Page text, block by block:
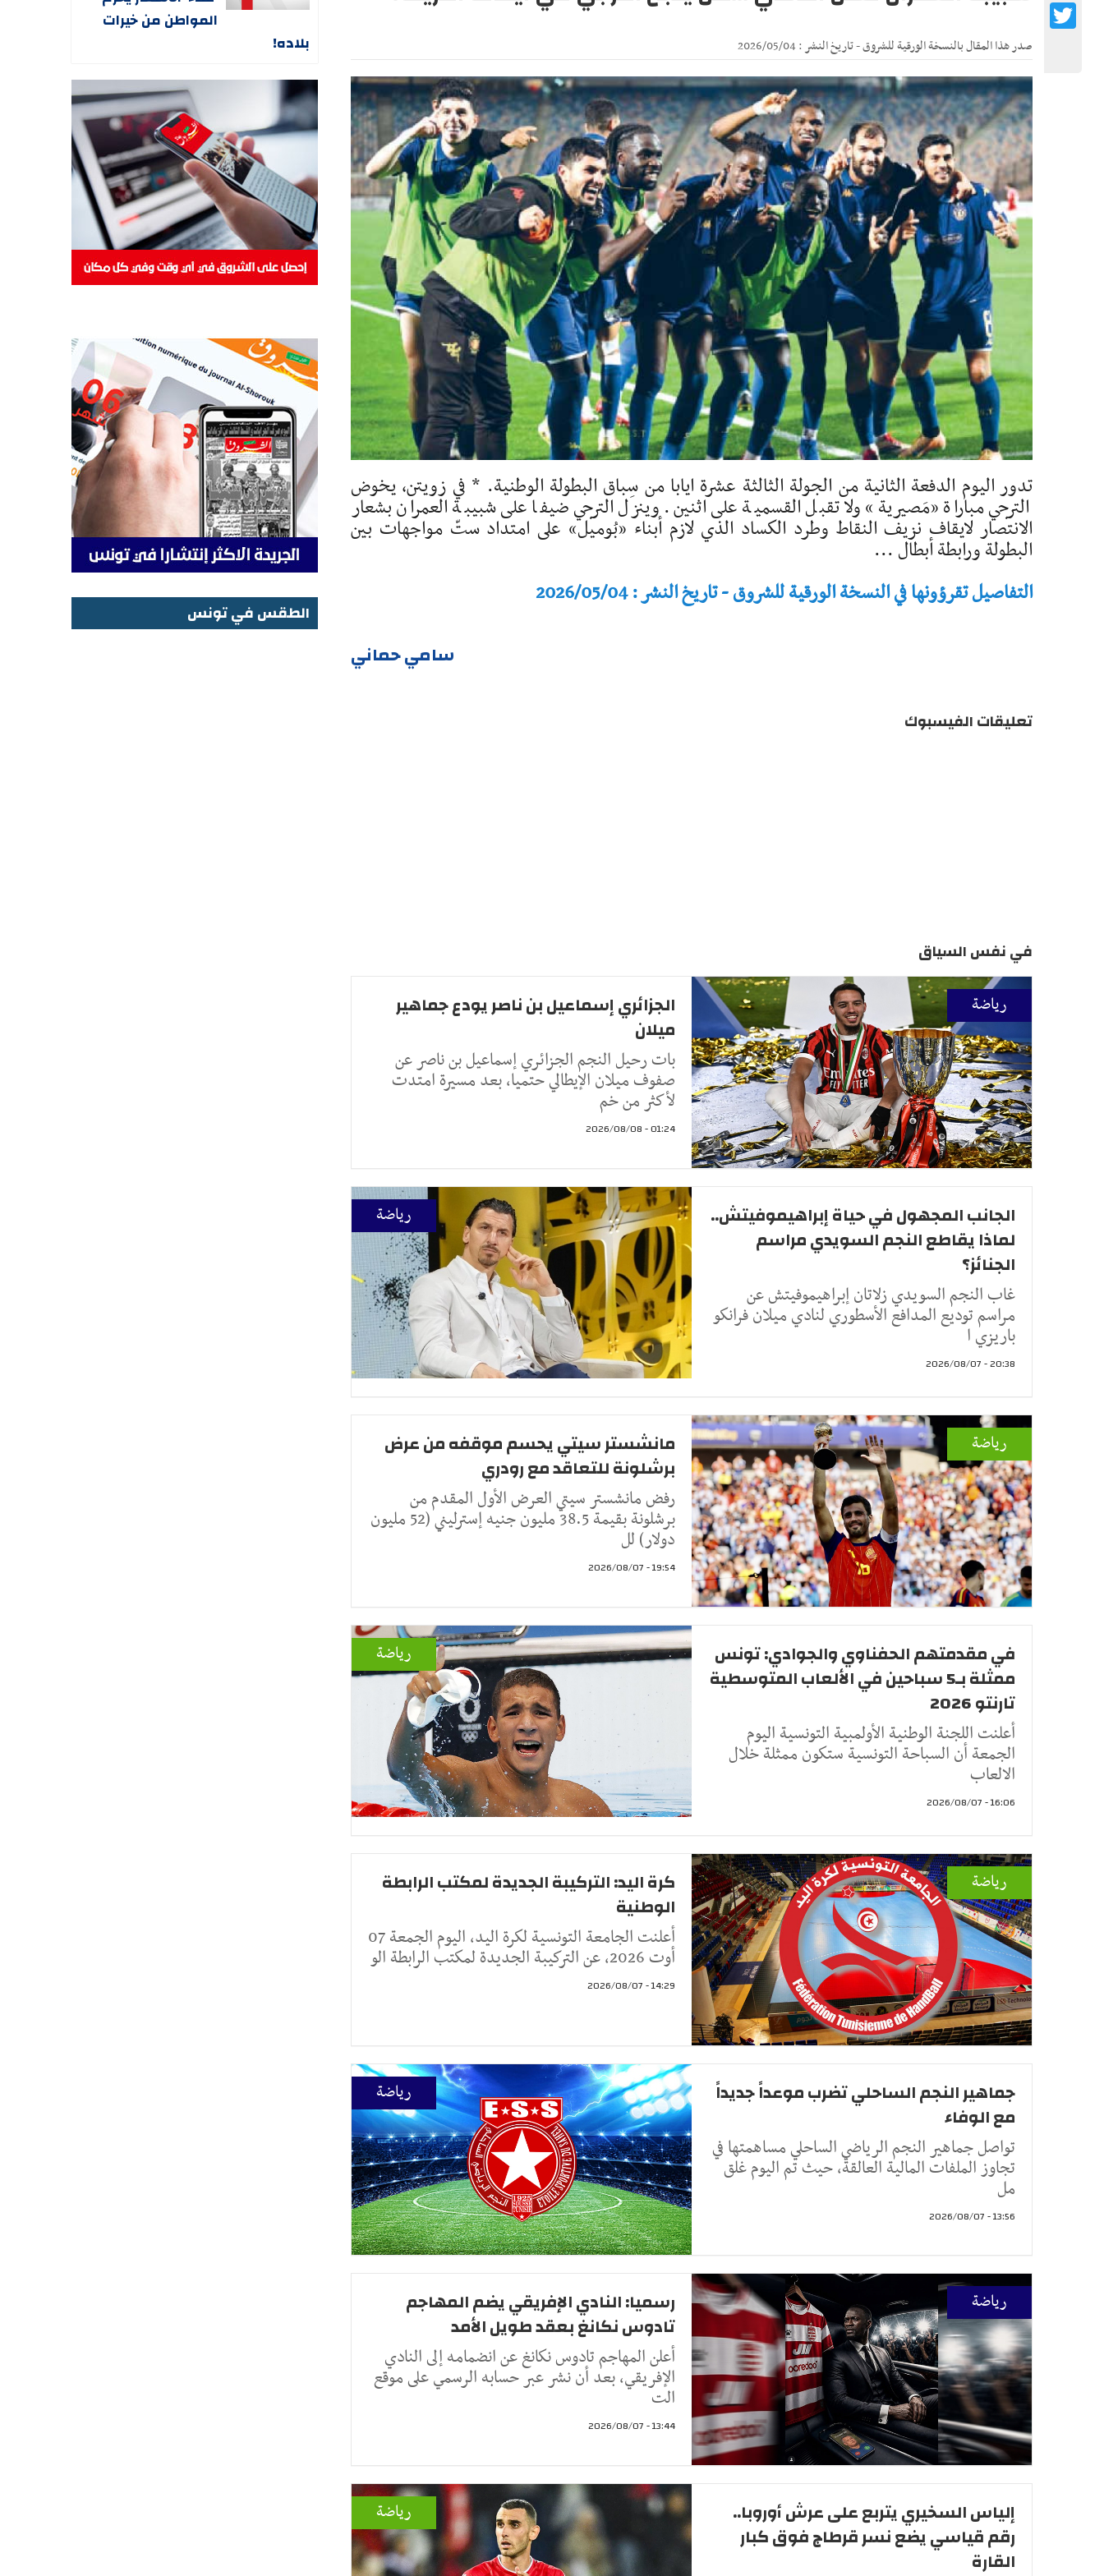
صدر هذا المقال بالنسخة الورقية للشروق - تاريخ النشر : 2026/05/04
تدور اليوم الدفعة الثانية من الجولة الثالثة عشرة ايابا من سِباق البطولة الوطنية. * في زويتن، يخوض
الترجي مباراة «مَصيرية» ولا تقبل القسمية على اثنين. وينزل الترجي ضيفا على شبيبة العمران بشعار
الانتصار لايقاف نزيف النقاط وطرد الكساد الذي لازم أبناء «بُوميل» على امتداد ستّ مواجهات بين
البطولة ورابطة أبطال ...
التفاصيل تقرؤونها في النسخة الورقية للشروق - تاريخ النشر : 2026/05/04
سامي حماني
Twitter
تعليقات الفيسبوك
في نفس السياق
رياضة
الجزائري إسماعيل بن ناصر يودع جماهير
ميلان
بات رحيل النجم الجزائري إسماعيل بن ناصر عن
صفوف ميلان الإيطالي حتميا، بعد مسيرة امتدت
لأكثر من خم
01:24 - 2026/08/08
رياضة
الجانب المجهول في حياة إبراهيموفيتش..
لماذا يقاطع النجم السويدي مراسم
الجنائز؟
غاب النجم السويدي زلاتان إبراهيموفيتش عن
مراسم توديع المدافع الأسطوري لنادي ميلان فرانكو
باريزي ا
20:38 - 2026/08/07
رياضة
مانشستر سيتي يحسم موقفه من عرض
برشلونة للتعاقد مع رودري
رفض مانشستر سيتي العرض الأول المقدم من
برشلونة بقيمة 38.5 مليون جنيه إسترليني (52 مليون
دولار) لل
19:54 - 2026/08/07
رياضة
في مقدمتهم الحفناوي والجوادي: تونس
ممثلة بـ5 سباحين في الألعاب المتوسطية
تارنتو 2026
أعلنت اللجنة الوطنية الأولمبية التونسية اليوم
الجمعة أن السباحة التونسية ستكون ممثلة خلال
الالعاب
16:06 - 2026/08/07
رياضة
كرة اليد: التركيبة الجديدة لمكتب الرابطة
الوطنية
أعلنت الجامعة التونسية لكرة اليد، اليوم الجمعة 07
أوت 2026، عن التركيبة الجديدة لمكتب الرابطة الو
14:29 - 2026/08/07
رياضة
جماهير النجم الساحلي تضرب موعداً جديداً
مع الوفاء
تواصل جماهير النجم الرياضي الساحلي مساهمتها في
تجاوز الملفات المالية العالقة، حيث تم اليوم غلق
مل
13:56 - 2026/08/07
رياضة
رسميا: النادي الإفريقي يضم المهاجم
تادوس نكانغ بعقد طويل الأمد
أعلن المهاجم تادوس نكانغ عن انضمامه إلى النادي
الإفريقي، بعد أن نشر عبر حسابه الرسمي على موقع
الت
13:44 - 2026/08/07
رياضة
إلياس السخيري يتربع على عرش أوروبا..
رقم قياسي يضع نسر قرطاج فوق كبار
القارة
المواطن من خيرات
بلاده!
الطقس في تونس